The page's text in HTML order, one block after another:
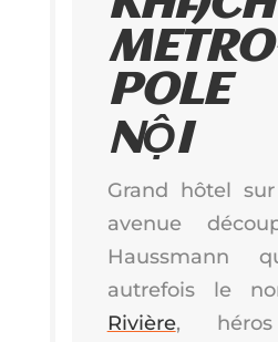
NỘI
Grand hôtel
ave­nue
Hauss­mann
autre­fois le
Rivière,